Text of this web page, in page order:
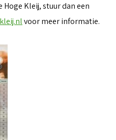
Kleij, stuur dan een
voor meer informatie.